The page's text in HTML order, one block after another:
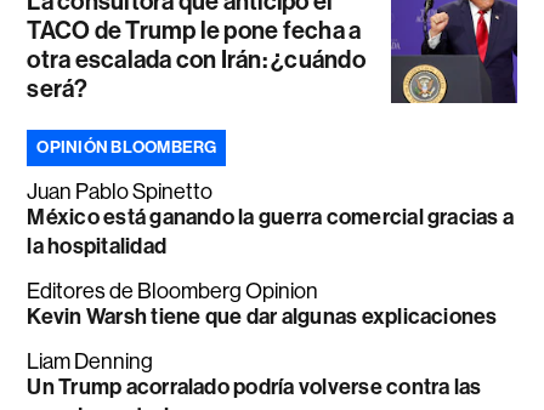
TACO de Trump le pone fecha a
otra escalada con Irán: ¿cuándo
será?
OPINIÓN BLOOMBERG
Juan Pablo Spinetto
México está ganando la guerra comercial gracias a
la hospitalidad
Editores de Bloomberg Opinion
Kevin Warsh tiene que dar algunas explicaciones
Liam Denning
Un Trump acorralado podría volverse contra las